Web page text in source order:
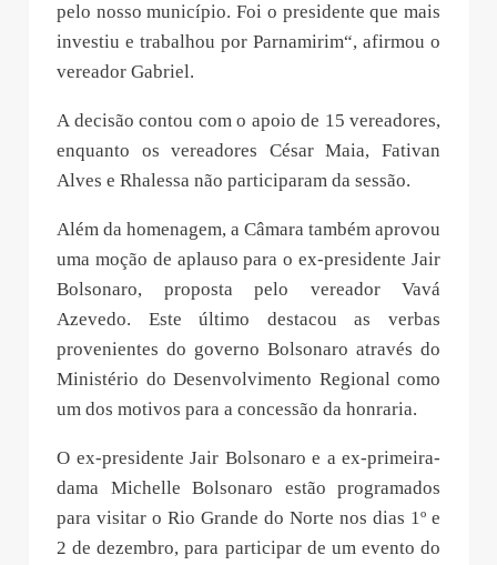
pelo nosso município. Foi o presidente que mais
investiu e trabalhou por Parnamirim“, afirmou o
vereador Gabriel.
A decisão contou com o apoio de 15 vereadores,
enquanto os vereadores César Maia, Fativan
Alves e Rhalessa não participaram da sessão.
Além da homenagem, a Câmara também aprovou
uma moção de aplauso para o ex-presidente Jair
Bolsonaro, proposta pelo vereador Vavá
Azevedo. Este último destacou as verbas
provenientes do governo Bolsonaro através do
Ministério do Desenvolvimento Regional como
um dos motivos para a concessão da honraria.
O ex-presidente Jair Bolsonaro e a ex-primeira-
dama Michelle Bolsonaro estão programados
para visitar o Rio Grande do Norte nos dias 1º e
2 de dezembro, para participar de um evento do